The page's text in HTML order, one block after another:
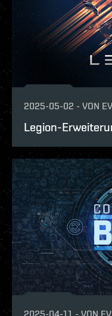
2025-05-02 - VON
Legion-
2025-04-11 - VON